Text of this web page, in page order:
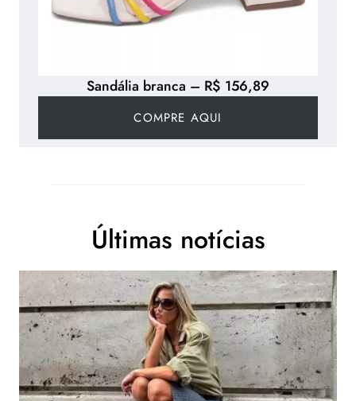
Sandália branca – R$ 156,89
COMPRE AQUI
Últimas notícias